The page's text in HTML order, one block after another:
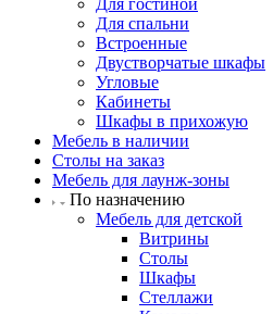
Для гостиной
Для спальни
Встроенные
Двустворчатые шкафы
Угловые
Кабинеты
Шкафы в прихожую
Мебель в наличии
Столы на заказ
Мебель для лаунж-зоны
По назначению
Мебель для детской
Витрины
Столы
Шкафы
Стеллажи